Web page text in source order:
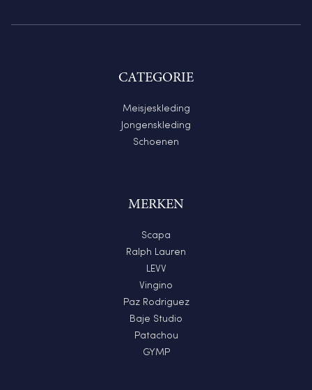
CATEGORIE
Meisjeskleding
Jongenskleding
Schoenen
MERKEN
Scapa
Ralph Lauren
LEVV
Vingino
Paz Rodriguez
Baje Studio
Patachou
GYMP